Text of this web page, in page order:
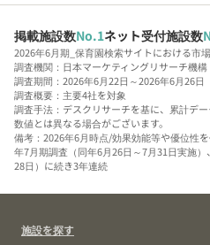
掲載施設数No.1ネット受付施設数
2026年6月期_保育園検索サイトにおける市
調査機関：日本マーケティングリサーチ機構
調査期間：2026年6月22日～2026年6月26日
調査概要：主要4社を対象
調査手法：デスクリサーチを基に、累計デ
数値とは異なる場合がございます。
備考：2026年6月時点/効果効能等や優位性
年7月期調査（同年6月26日～7月31日実施
28日）に続き3年連続
施設を探す